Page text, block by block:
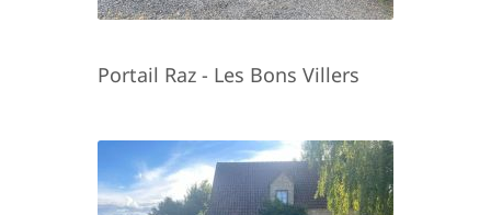
Portail Raz - Les Bons Villers